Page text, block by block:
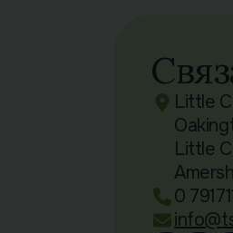
Little
Little
0